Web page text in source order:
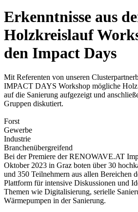
Erkenntnisse aus
Holzkreislauf
den Impact Days
Mit Referenten von unseren
IMPACT DAYS Workshop mögliche
auf die Sanierung aufgezeigt und
Gruppen diskutiert.
Forst
Gewerbe
Industrie
Branchenübergreifend
Bei der Premiere der RENOWAVE.AT
Oktober 2023 in Graz boten über 30
und 350 Teilnehmern aus allen Bereichen
Plattform für intensive Diskussionen und
Themen wie Digitalisierung, serielle
Wärmepumpen in der Sanierung.